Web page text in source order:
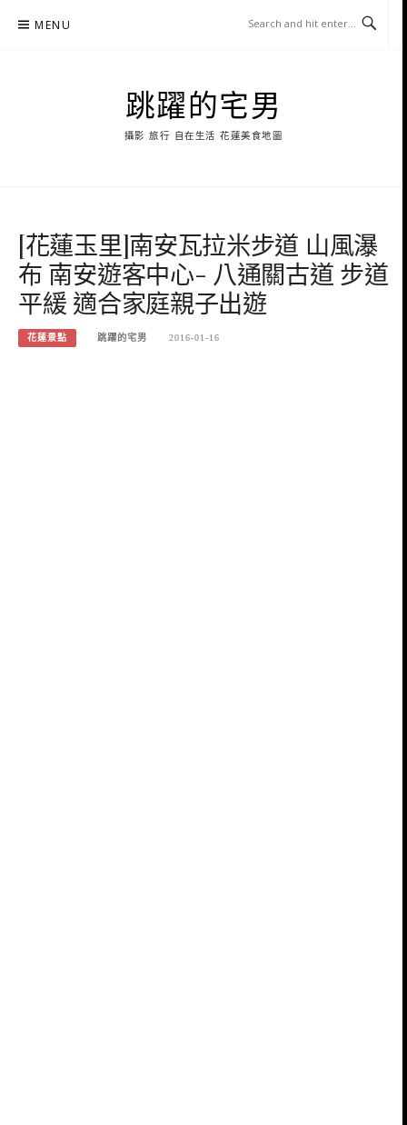
MENU
跳躍的宅男
攝影 旅行 自在生活 花蓮美食地圖
[花蓮玉里]南安瓦拉米步道 山風瀑
布 南安遊客中心- 八通關古道 步道
平緩 適合家庭親子出遊
花蓮景點 跳躍的宅男 2016-01-16